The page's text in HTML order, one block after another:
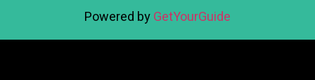
Powered byGetYourGuide